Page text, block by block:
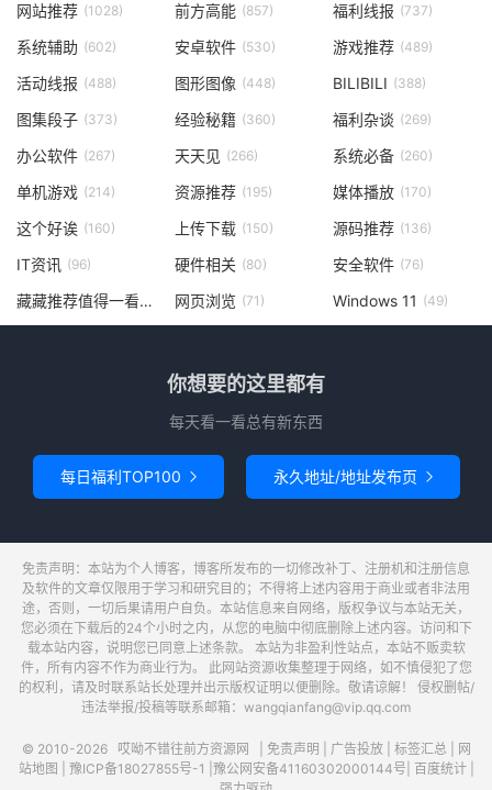
网站推荐 (1028) 前方高能 (857) 福利线报 (737)
系统辅助 (602) 安卓软件 (530) 游戏推荐 (489)
活动线报 (488) 图形图像 (448) BILIBILI (388)
图集段子 (373) 经验秘籍 (360) 福利杂谈 (269)
办公软件 (267) 天天见 (266) 系统必备 (260)
单机游戏 (214) 资源推荐 (195) 媒体播放 (170)
这个好诶 (160) 上传下载 (150) 源码推荐 (136)
IT资讯 (96) 硬件相关 (80) 安全软件 (76)
藏藏推荐值得一看(73) 网页浏览 (71) Windows 11 (49)
你想要的这里都有
每天看一看总有新东西
每日福利TOP100  永久地址/地址发布页 
免责声明：本站为个人博客，博客所发布的一切修改补丁、注册机和注册信息
及软件的文章仅限用于学习和研究目的；不得将上述内容用于商业或者非法用
途，否则，一切后果请用户自负。本站信息来自网络，版权争议与本站无关，
您必须在下载后的24个小时之内，从您的电脑中彻底删除上述内容。访问和下
载本站内容，说明您已同意上述条款。 本站为非盈利性站点，本站不贩卖软
件，所有内容不作为商业行为。 此网站资源收集整理于网络，如不慎侵犯了您
的权利，请及时联系站长处理并出示版权证明以便删除。敬请谅解！ 侵权删帖/
违法举报/投稿等联系邮箱：wangqianfang@vip.qq.com
© 2010-2026 哎呦不错往前方资源网 免责声明 广告投放| 标签汇总|
网
站地图
豫ICP备18027855号-1 豫公网安备41160302000144号 百度统计|